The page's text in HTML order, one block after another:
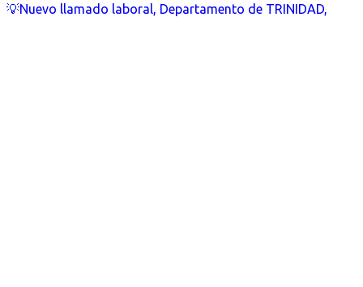
💡Nuevo llamado laboral, Departamento de TRINIDAD,